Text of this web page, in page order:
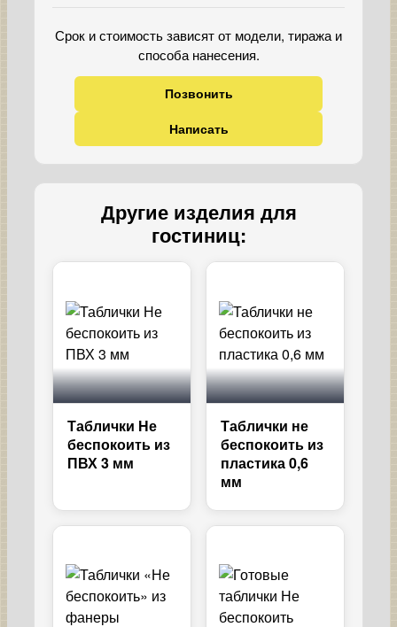
Срок и стоимость зависят от модели, тиража и
способа нанесения.
Позвонить
Написать
Другие изделия для
гостиниц:
Таблички Не
беспокоить из
ПВХ 3 мм
Таблички не
беспокоить из
пластика 0,6
мм